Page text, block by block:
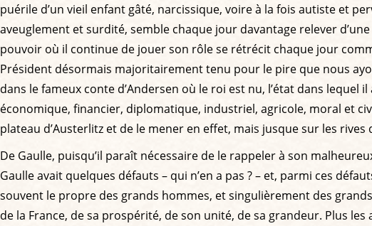
puérile d’un vieil enfant gâté, narcissique, voire à la fois autiste et
aveuglement et surdité, semble chaque jour davantage relever
pouvoir où il continue de jouer son rôle se rétrécit chaque jour
Président désormais majoritairement tenu pour le pire que nous
dans le fameux conte d’Andersen où le roi est nu, l’état dans
économique, financier, diplomatique, industriel, agricole, moral et
plateau d’Austerlitz et de le mener en effet, mais jusque sur les rives
De Gaulle, puisqu’il paraît nécessaire de le rappeler à son
Gaulle avait quelques défauts – qui n’en a pas ? – et, parmi ces
souvent le propre des grands hommes, et singulièrement des
de la France, de sa prospérité, de son unité, de sa grandeur. Plus